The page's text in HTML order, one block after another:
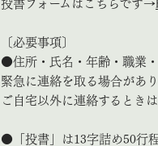
投書フォームはこちらです→
〔必要事項〕
●住所・氏名・年齢・職業
緊急に連絡を取る場合があ
ご自宅以外に連絡するとき
●「投書」は13字詰め50行